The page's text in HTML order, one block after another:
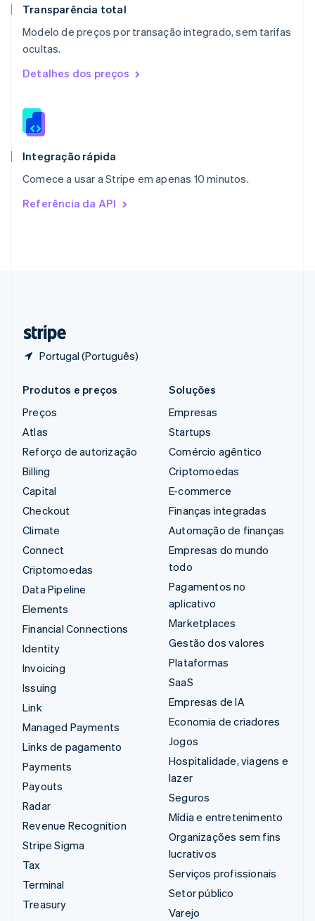
Transparência total
Modelo de preços por transação integrado, sem tarifas
ocultas.
Detalhes dos preços
Integração rápida
Comece a usar a Stripe em apenas 10 minutos.
Referência da API
Portugal (Português)
English
NederlandsEnglish
Polônia
English
RAE de Hong Kong, China
Reino Unido
English
English
English
Produtos e preços
Preços
Atlas
Reforço de autorização
Billing
Capital
Checkout
Climate
Connect
Criptomoedas
Data Pipeline
Elements
Financial Connections
Identity
Invoicing
Issuing
Link
Managed Payments
Links de pagamento
Payments
Payouts
Radar
Revenue Recognition
Stripe Sigma
Tax
Terminal
Treasury
Soluções
Empresas
Startups
Comércio agêntico
Criptomoedas
E-commerce
Finanças integradas
Automação de finanças
Empresas do mundo
todo
Pagamentos no
aplicativo
Marketplaces
Gestão dos valores
Plataformas
SaaS
Empresas de IA
Economia de criadores
Jogos
Hospitalidade, viagens e
lazer
Seguros
Mídia e entretenimento
Organizações sem fins
lucrativos
Serviços profissionais
Setor público
Varejo